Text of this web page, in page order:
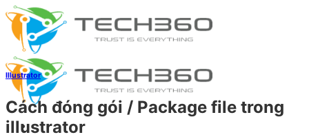
Bỏ
qua
nội
dung
Illustrator
Cách đóng gói / Package file trong
illustrator